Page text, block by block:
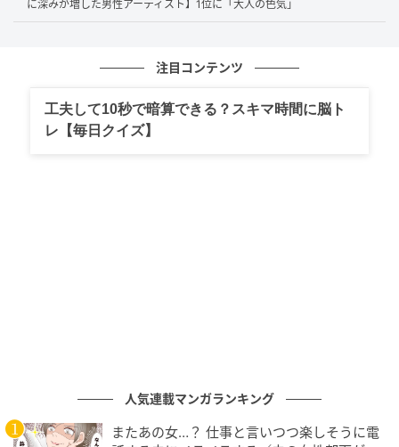
歌唱力・表現力・ライブパフォーマンスの全てが極めて高い評
第1位：米津玄師（32票）
に深みが増した男性アーティスト】1位に「大人の色気」
注目コンテンツ
工夫して10秒で暗算できる？スキマ時間に脳ト
レ【毎日クイズ】
人気連載マンガランキング
またあの女…？ 仕事と言いつつ楽しそうに電